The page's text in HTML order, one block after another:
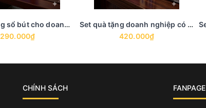
Set quà tặng sổ bút cho doanh nghiệp - GS 7
290.000₫
Set quà tặng doanh nghiệp có sẵn GS 6
420.000₫
CHÍNH SÁCH FANPAGE